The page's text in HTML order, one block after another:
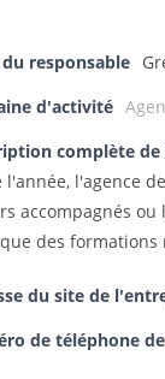
responsable
d'activité
complète
l'année, l'agence
accompagnés ou
des
du site de
de téléphone